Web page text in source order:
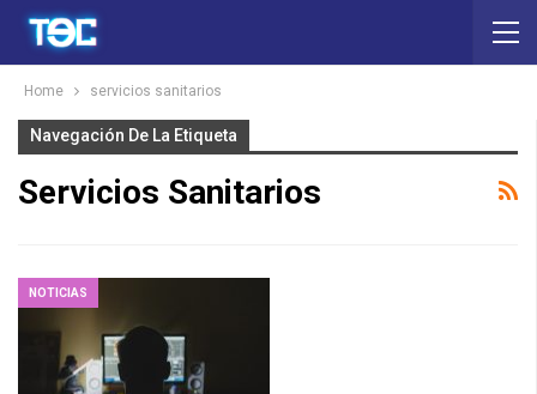
Home servicios sanitarios
Navegación De La Etiqueta
Servicios Sanitarios
NOTICIAS